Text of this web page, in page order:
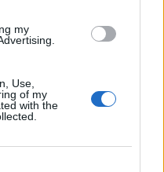
my
Use,
of my
with the
την
της Ευρώπης
με ψυχρή ακρίβεια αυτή
βαθιά για πολέμους,
ταυτόχρονα ζητούν μια